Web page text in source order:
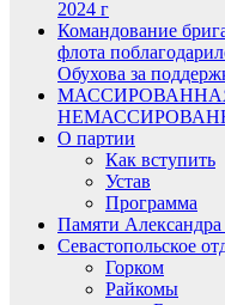
2024 г
Командование
флота
Обухова за
О партии
Как вступить
Устав
Программа
Памяти Александра
Севастопольское
Горком
Райкомы